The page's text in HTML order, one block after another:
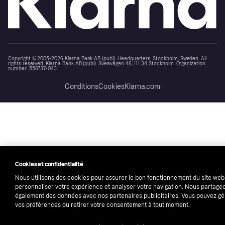
Copyright © 2005-2026 Klarna Bank AB (publ). Headquarters: Stockholm, Sweden. All
rights reserved. Klarna Bank AB (publ). Sveavägen 46, 111 34 Stockholm. Organization
number: 556737-0431
ConditionsCookiesKlarna.com
Cookies et confidentialité
Nous utilisons des cookies pour assurer le bon fonctionnement du site
personnaliser votre expérience et analyser votre navigation. Nous
également des données avec nos partenaires publicitaires. Vous pouvez
vos préférences ou retirer votre consentement à tout moment.